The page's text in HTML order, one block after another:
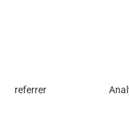
referrer